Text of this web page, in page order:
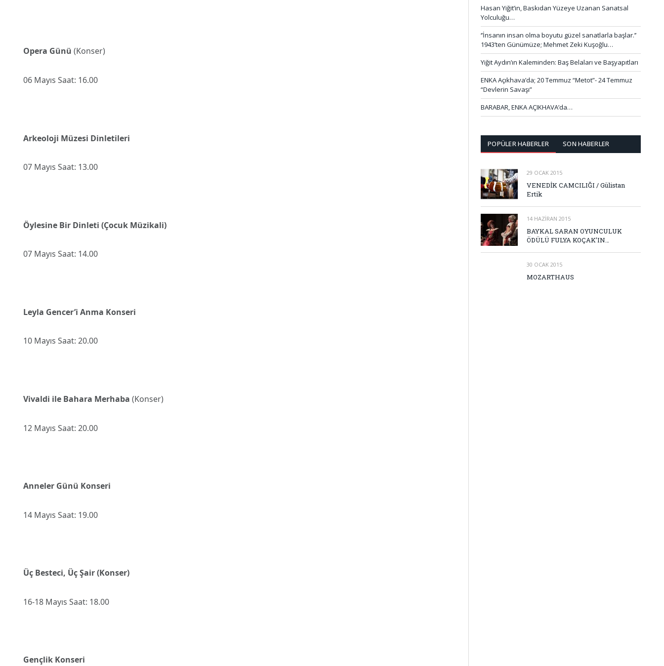
Opera Günü (Konser)
06 Mayıs Saat: 16.00
Arkeoloji Müzesi Dinletileri
07 Mayıs Saat: 13.00
Öylesine Bir Dinleti (Çocuk Müzikali)
07 Mayıs Saat: 14.00
Leyla Gencer’i Anma Konseri
10 Mayıs Saat: 20.00
Vivaldi ile Bahara Merhaba (Konser)
12 Mayıs Saat: 20.00
Anneler Günü Konseri
14 Mayıs Saat: 19.00
Üç Besteci, Üç Şair (Konser)
16-18 Mayıs Saat: 18.00
Gençlik Konseri
Hasan Yiğit’in, Baskıdan Yüzeye Uzanan Sanatsal
Yolculuğu…
‘’İnsanın insan olma boyutu güzel sanatlarla başlar.’’
1943’ten Günümüze; Mehmet Zeki Kuşoğlu…
Yiğit Aydın’ın Kaleminden: Baş Belaları ve Başyapıtları
ENKA Açıkhava’da; 20 Temmuz “Metot”- 24 Temmuz
“Devlerin Savaşı”
BARABAR, ENKA AÇIKHAVA’da…
POPÜLER HABERLER SON HABERLER
29 OCAK 2015
VENEDİK CAMCILIĞI / Gülistan
Ertik
14 HAZIRAN 2015
BAYKAL SARAN OYUNCULUK
ÖDÜLÜ FULYA KOÇAK’IN…
30 OCAK 2015
MOZARTHAUS